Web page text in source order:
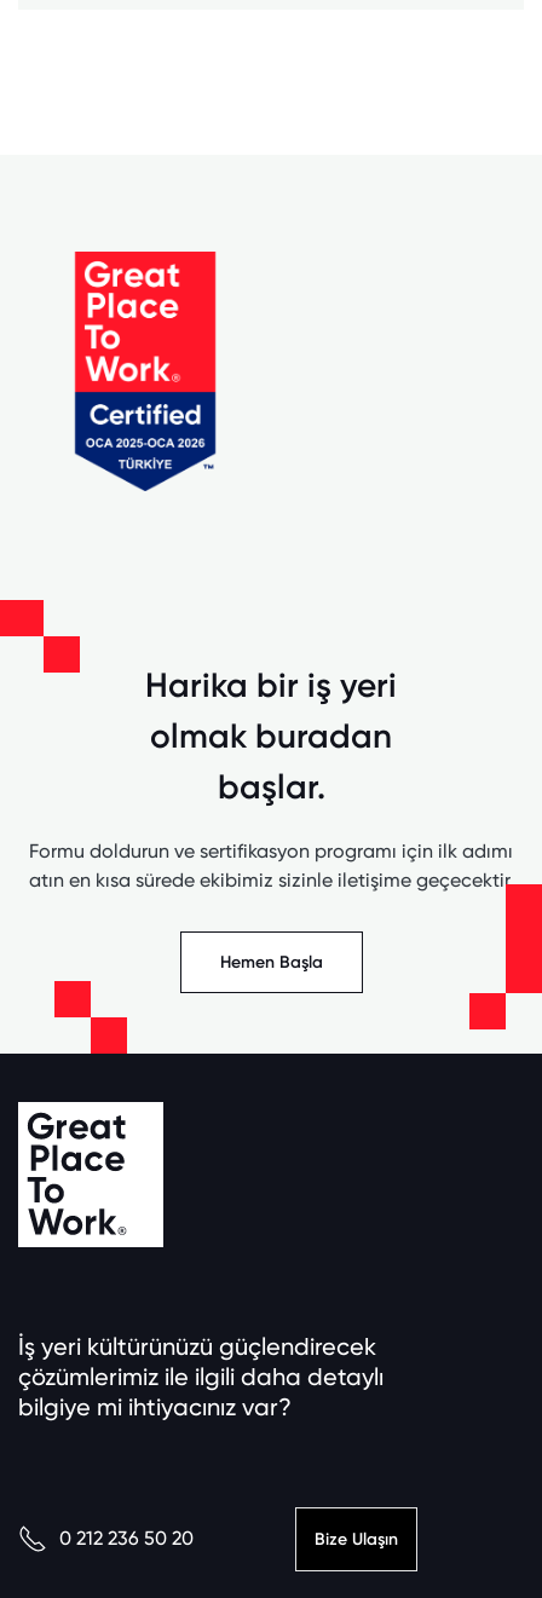
Harika bir iş yeri
olmak buradan
başlar.
Formu doldurun ve sertifikasyon programı için ilk adımı
atın en kısa sürede ekibimiz sizinle iletişime geçecektir.
Hemen Başla
İş yeri kültürünüzü güçlendirecek
çözümlerimiz ile ilgili daha detaylı
bilgiye mi ihtiyacınız var?
0 212 236 50 20 Bize Ulaşın